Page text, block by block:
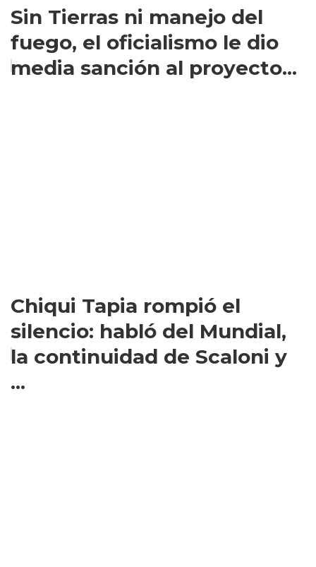
Sin Tierras ni manejo del
fuego, el oficialismo le dio
media sanción al proyecto...
Chiqui Tapia rompió el
silencio: habló del Mundial,
la continuidad de Scaloni y
...